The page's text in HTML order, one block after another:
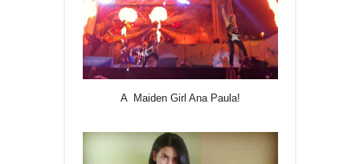
A Maiden Girl Ana Paula!